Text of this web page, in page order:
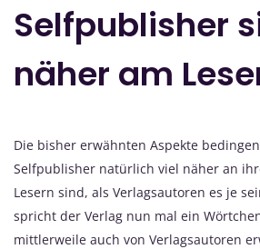
Selfpublisher
näher am
Die bisher erwähnten Aspekte
Selfpublisher natürlich viel näher an
Lesern sind, als Verlagsautoren es je
spricht der Verlag nun mal ein
mittlerweile auch von Verlagsautoren